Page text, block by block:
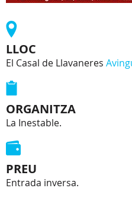
LLOC
El Casal de Llavaneres
ORGANITZA
La Inestable.
PREU
Entrada inversa.